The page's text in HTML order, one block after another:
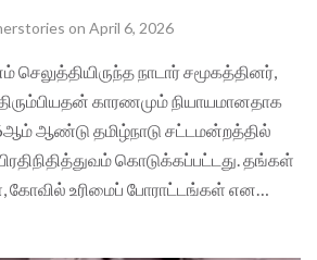
on April 6, 2026
நாடார் சமூகத்தினர்,
காரணமும் நியாயமானதாக
ஆண்டு தமிழ்நாடு சட்டமன்றத்தில்
கொடுக்கப்பட்டது. தங்கள்
கோவில் உரிமைப் போராட்டங்கள் என…